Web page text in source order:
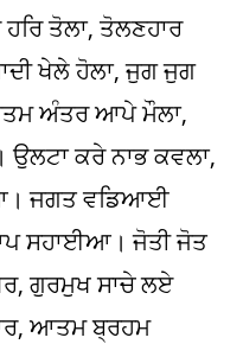
ਤੋਲਾ, ਤੋਲਣਹਾਰ
ਖੇਲੇ ਹੋਲਾ, ਜੁਗ ਜੁਗ
ਅੰਤਰ ਆਪੇ ਮੌਲਾ,
ਕਰੇ ਨਾਭ ਕਵਲਾ,
ਜਗਤ ਵਡਿਆਈ
ਸਹਾਈਆ। ਜੋਤੀ ਜੋਤ
ਗੁਰਮੁਖ ਸਾਚੇ ਲਏ
ਆਤਮ ਬ੍ਰਹਮ